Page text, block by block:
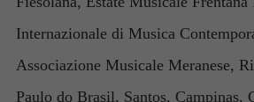
Internazionale di Musica
Associazione Musicale Meranese,
Paulo do Brasil, Santos, Campinas,